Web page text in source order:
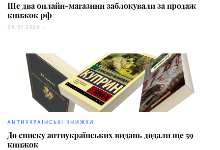
Ще два онлайн-магазини заблокували за продаж
книжок рф
29.07.2026 -
АНТИУКРАЇНСЬКІ КНИЖКИ
До списку антиукраїнських видань додали ще 59
книжок